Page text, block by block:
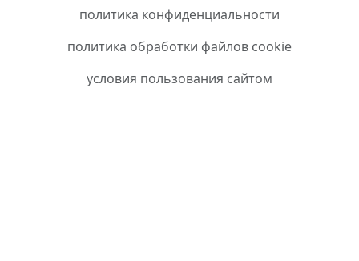
политика конфиденциальности
политика обработки файлов cookie
условия пользования сайтом